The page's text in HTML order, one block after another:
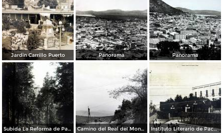
Jardin Carrillo Puerto Panorama Panorama
Subida La Reforma de Pachuca Hidalgo Camino del Real del Monte de Pachuca Hidalgo Instituto Literario de Pachuca Hidalgo